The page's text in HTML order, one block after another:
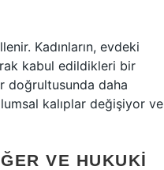
Kadınların, evdeki
kabul edildikleri bir
doğrultusunda daha
kalıplar değişiyor ve
VE HUKUKI